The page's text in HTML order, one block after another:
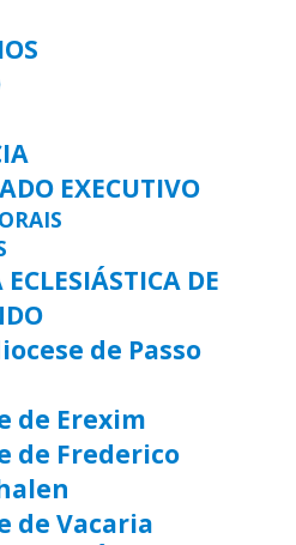
EXECUTIVO
DE
de Passo
de Erexim
de Frederico
de Vacaria